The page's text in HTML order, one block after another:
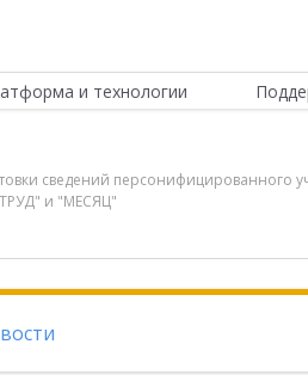
и технологии
сведений персонифицированного
и "МЕСЯЦ"